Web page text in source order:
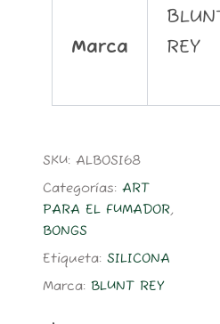
Marca
REY
SKU:ALBOSI68
Categorías:ART
PARA EL FUMADOR,
BONGS
Etiqueta:SILICONA
Marca:BLUNT REY